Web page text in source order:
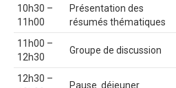
10h30 –
11h00
Présentation des
résumés thématiques
11h00 –
12h30
Groupe de discussion
12h30 –
Pause déjeuner